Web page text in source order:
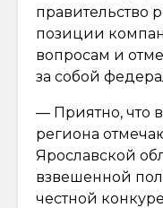
правительство
позиции
вопросам и
за собой
— Приятно, что
региона
Ярославской
взвешенной
честной